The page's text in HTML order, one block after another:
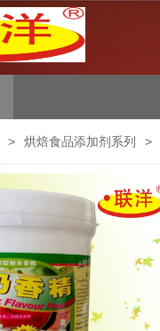
> 烘焙食品添加剂系列 >